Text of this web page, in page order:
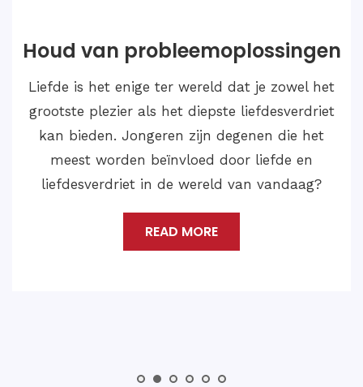
Huwelijksoplossingen
Als we dergelijke gevallen van Love Marriage
Problem Solution willen oplossen en een
gelukkig en bevredigend leven willen leiden
met de liefde van je leven, dan moet je
contact opnemen met Astroloog Medium
READ MORE